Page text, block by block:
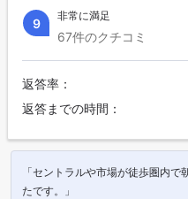
9 非常に満足
67件のクチコミ
返答率：
返答までの時間：
「セントラルや市場が徒歩圏内
たです。」